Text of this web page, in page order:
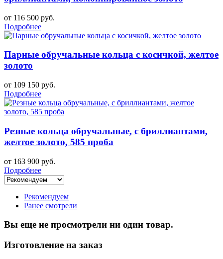
от 116 500 руб.
Подробнее
Парные обручальные кольца с косичкой, желтое
золото
от 109 150 руб.
Подробнее
Резные кольца обручальные, с бриллиантами,
желтое золото, 585 проба
от 163 900 руб.
Подробнее
Рекомендуем
Ранее смотрели
Вы еще не просмотрели ни один товар.
Изготовление на заказ